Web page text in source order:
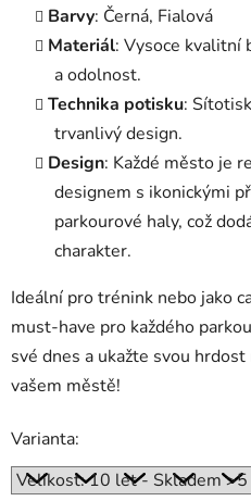
Barvy: Černá, Fialová
Materiál: Vysoce kvalitní
a odolnost.
Technika potisku:
trvanlivý design.
Design: Každé město je
designem s ikonickými
parkourové haly, což
charakter.
Ideální pro trénink nebo jako
must-have pro každého
své dnes a ukažte svou
vašem městě!
Varianta: